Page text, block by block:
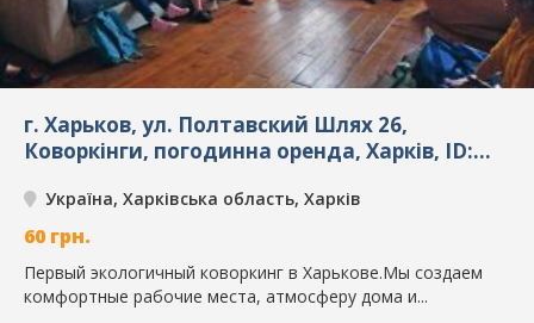
г. Харьков, ул. Полтавский Шлях 26,
Коворкінги, погодинна оренда, Харків, ID:
Україна, Харківська область, Харків
60 грн.
Первый экологичный коворкинг в Харькове.Мы создаем
комфортные рабочие места, атмосферу дома и...